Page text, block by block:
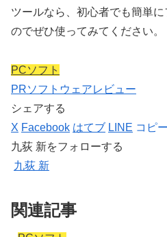
ツールなら、初心者でも簡単
のでぜひ使ってみてください。
PCソフト
PRソフトウェアレビュー
シェアする
X Facebook はてブ LINE コピー
九荻 新をフォローする
九荻 新
関連記事